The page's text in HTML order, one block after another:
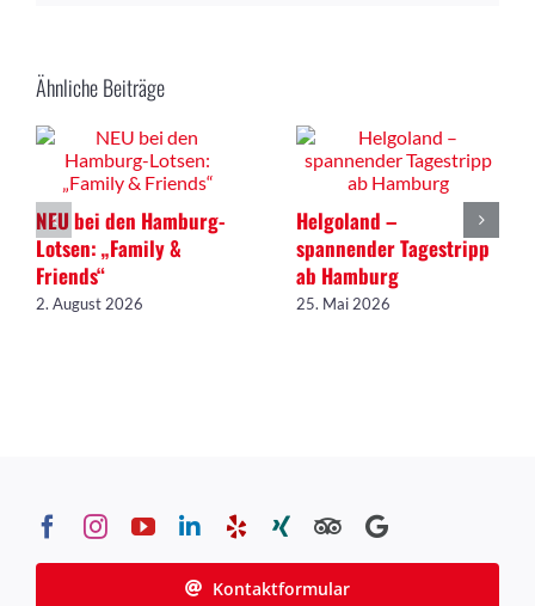
Ähnliche Beiträge
NEU bei den Hamburg-
Lotsen: „Family &
Friends“
2. August 2026
Helgoland –
spannender Tagestripp
ab Hamburg
25. Mai 2026
Kontaktformular